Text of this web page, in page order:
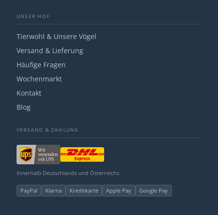
UNSER HOF
Tierwohl & Unsere Vögel
Versand & Lieferung
Häufige Fragen
Wochenmarkt
Kontakt
Blog
VERSAND & ZAHLUNG
Innerhalb Deutschlands und Österreichs
PayPal Klarna Kreditkarte Apple Pay Google Pay